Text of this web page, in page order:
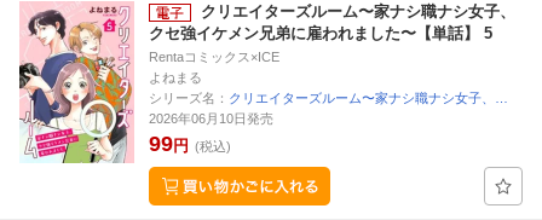
クリエイターズルーム〜家ナシ職ナシ女子、
クセ強イケメン兄弟に雇われました〜【単話】 5
Rentaコミックス×ICE
よねまる
シリーズ名： クリエイターズルーム〜家ナシ職ナシ女子、…
2026年06月10日発売
99円 (税込)